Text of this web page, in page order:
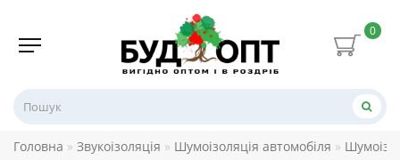
0
Головна Звукоізоляція Шумоізоляція автомобіля